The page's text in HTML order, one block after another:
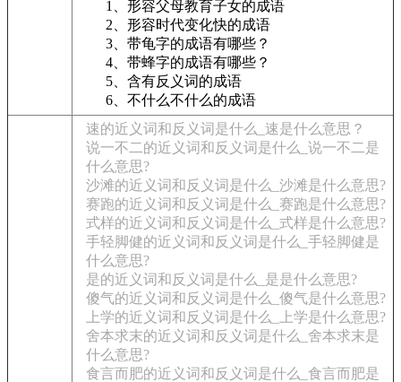
1、形容父母教育子女的成语
2、形容时代变化快的成语
3、带龟字的成语有哪些？
4、带蜂字的成语有哪些？
5、含有反义词的成语
6、不什么不什么的成语
速的近义词和反义词是什么_速是什么意思？
说一不二的近义词和反义词是什么_说一不二是
什么意思?
沙滩的近义词和反义词是什么_沙滩是什么意思?
赛跑的近义词和反义词是什么_赛跑是什么意思?
式样的近义词和反义词是什么_式样是什么意思?
手轻脚健的近义词和反义词是什么_手轻脚健是
什么意思?
是的近义词和反义词是什么_是是什么意思?
傻气的近义词和反义词是什么_傻气是什么意思?
上学的近义词和反义词是什么_上学是什么意思?
舍本求末的近义词和反义词是什么_舍本求末是
什么意思?
食言而肥的近义词和反义词是什么_食言而肥是